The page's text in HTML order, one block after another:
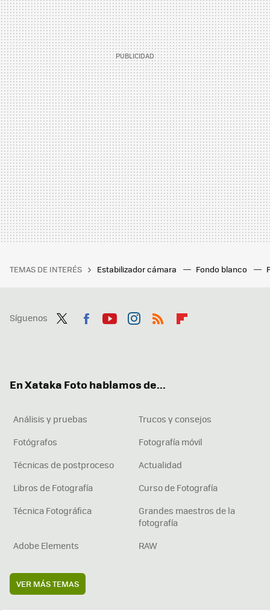
TEMAS DE INTERÉS Estabilizador cámara Fondo blanco
Síguenos
En Xataka Foto hablamos de...
Análisis y pruebas
Trucos y consejos
Fotógrafos
Fotografía móvil
Técnicas de postproceso
Actualidad
Libros de Fotografía
Curso de Fotografía
Técnica Fotográfica
Grandes maestros de la
fotografía
Adobe Elements
RAW
VER MÁS TEMAS